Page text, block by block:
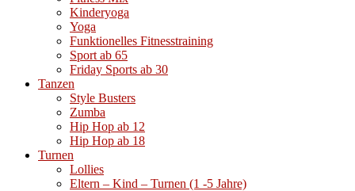
Kinderyoga
Yoga
Funktionelles Fitnesstraining
Sport ab 65
Friday Sports ab 30
Tanzen
Style Busters
Zumba
Hip Hop ab 12
Hip Hop ab 18
Turnen
Lollies
Eltern – Kind – Turnen (1 -5 Jahre)